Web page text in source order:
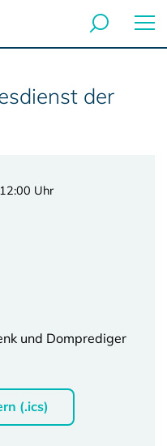
der
Uhr
und Domprediger
(.ics)